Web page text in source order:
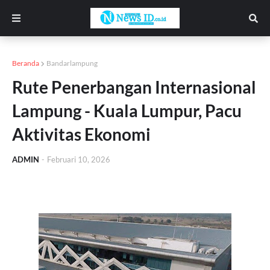
Beranda Bandarlampung
Rute Penerbangan Internasional
Lampung - Kuala Lumpur, Pacu
Aktivitas Ekonomi
ADMIN - Februari 10, 2026